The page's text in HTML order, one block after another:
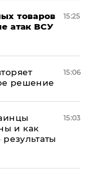
товаров
атак ВСУ
15:25
решение
15:06
и как
15:03